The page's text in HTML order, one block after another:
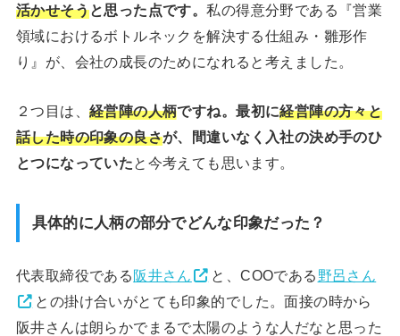
活かせそうと思った点です。私の得意分野である『営業
領域におけるボトルネックを解決する仕組み・雛形作
り』が、会社の成長のためになれると考えました。
２つ目は、 経営陣の人柄ですね。最初に経営陣の方々と
話した時の印象の良さが、間違いなく入社の決め手のひ
とつになっていたと今考えても思います。
具体的に人柄の部分でどんな印象だった？
代表取締役である阪井さん と、COOである 野呂さん
との掛け合いがとても印象的でした。面接の時から
阪井さんは朗らかでまるで太陽のような人だなと思った